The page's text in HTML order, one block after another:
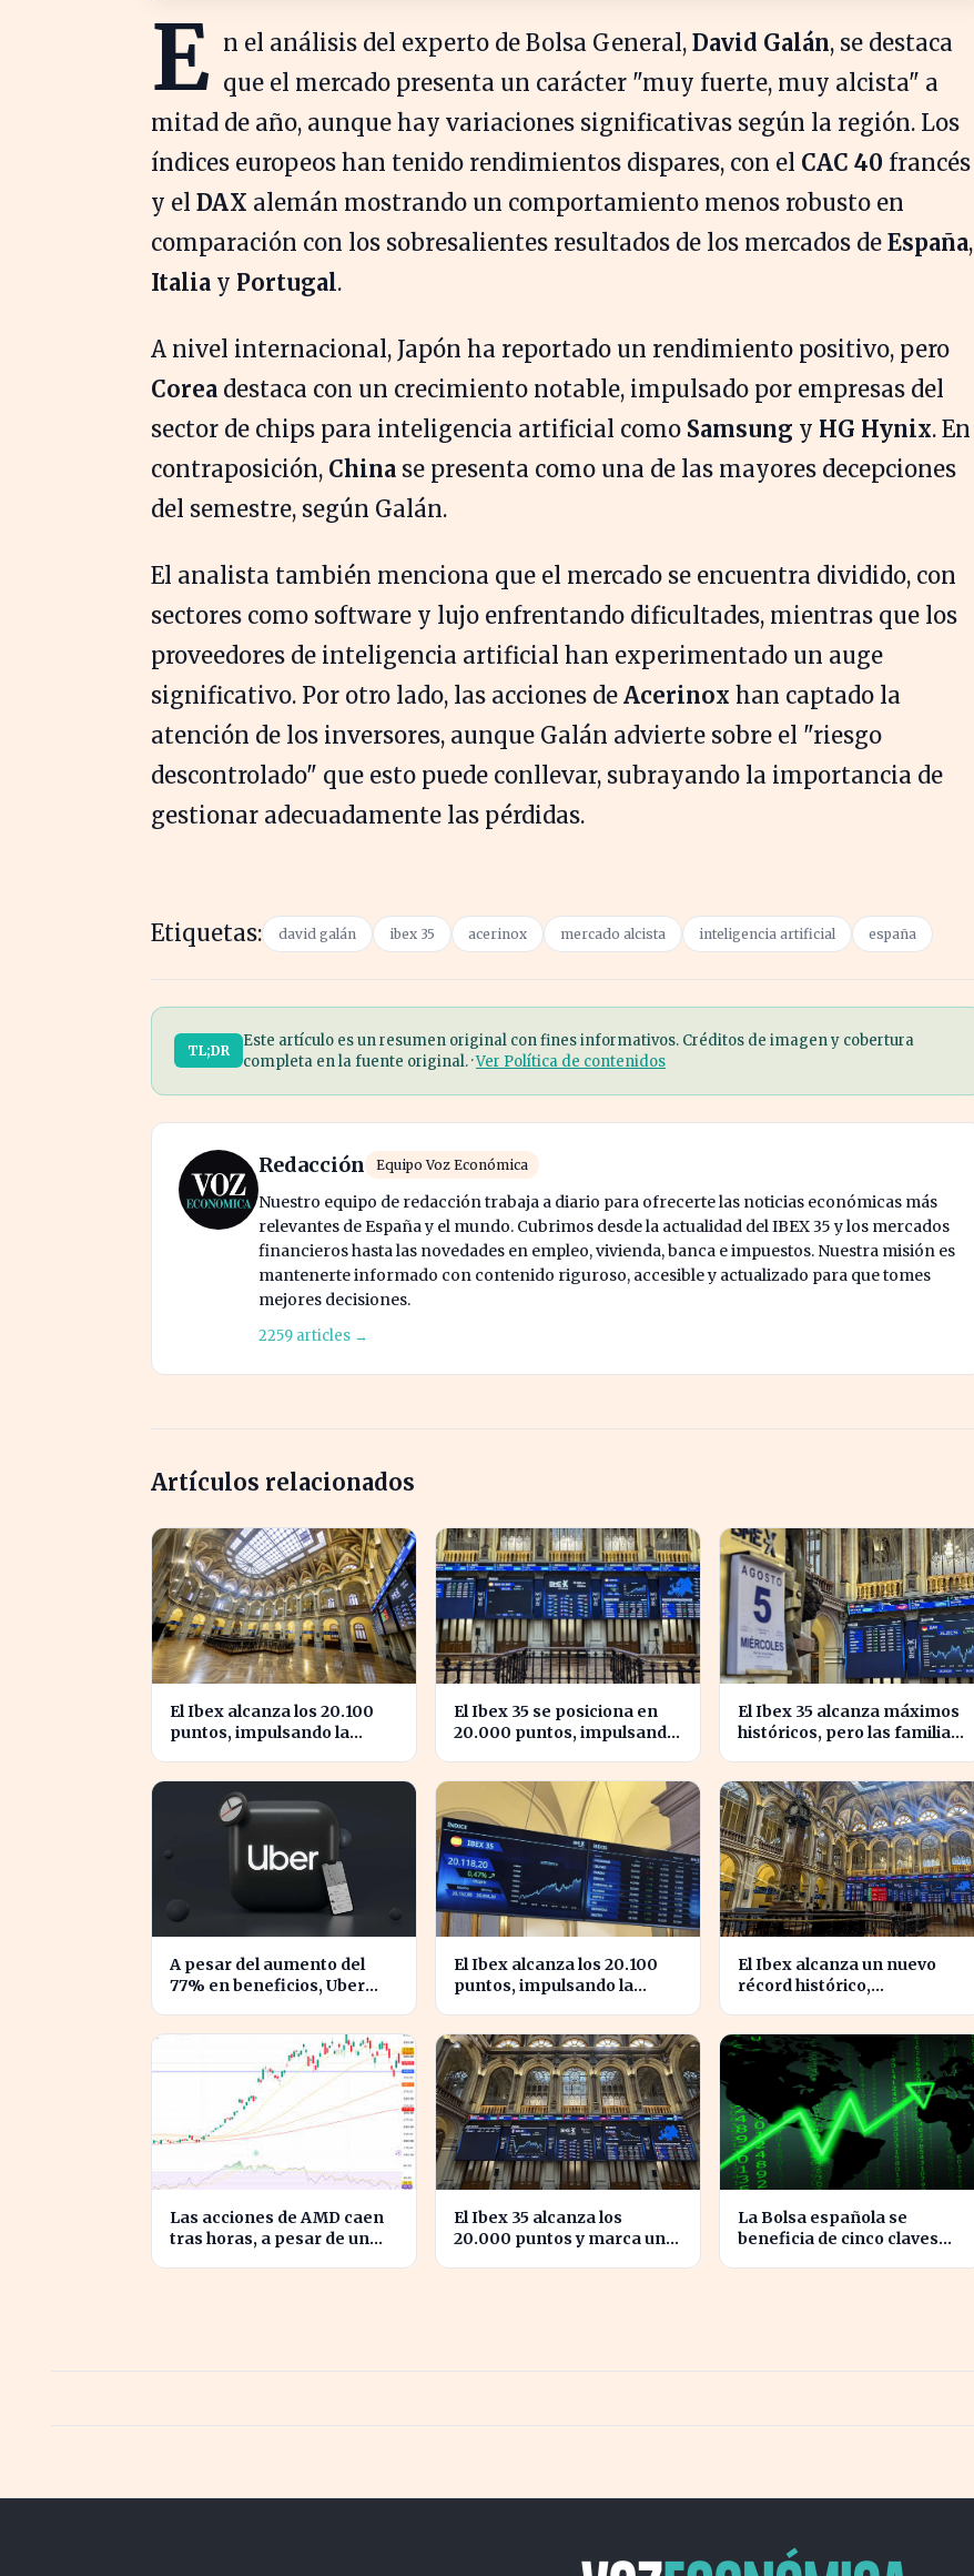
E n el análisis del experto de Bolsa General, David Galán, se destaca
que el mercado presenta un carácter "muy fuerte, muy alcista" a
mitad de año, aunque hay variaciones significativas según la región. Los
índices europeos han tenido rendimientos dispares, con el CAC 40 francés
y el DAX alemán mostrando un comportamiento menos robusto en
comparación con los sobresalientes resultados de los mercados de España,
Italia y Portugal.
A nivel internacional, Japón ha reportado un rendimiento positivo, pero
Corea destaca con un crecimiento notable, impulsado por empresas del
sector de chips para inteligencia artificial como Samsung y HG Hynix. En
contraposición, China se presenta como una de las mayores decepciones
del semestre, según Galán.
El analista también menciona que el mercado se encuentra dividido, con
sectores como software y lujo enfrentando dificultades, mientras que los
proveedores de inteligencia artificial han experimentado un auge
significativo. Por otro lado, las acciones de Acerinox han captado la
atención de los inversores, aunque Galán advierte sobre el "riesgo
descontrolado" que esto puede conllevar, subrayando la importancia de
gestionar adecuadamente las pérdidas.
Etiquetas: david galán ibex 35 acerinox mercado alcista inteligencia artificial españa
TL;DR
Este artículo es un resumen original con fines informativos. Créditos de imagen y cobertura
completa en la fuente original. ·Ver Política de contenidos
Redacción Equipo Voz Económica
Nuestro equipo de redacción trabaja a diario para ofrecerte las noticias económicas más
relevantes de España y el mundo. Cubrimos desde la actualidad del IBEX 35 y los mercados
financieros hasta las novedades en empleo, vivienda, banca e impuestos. Nuestra misión es
mantenerte informado con contenido riguroso, accesible y actualizado para que tomes
mejores decisiones.
2259 articles →
Artículos relacionados
El Ibex alcanza los 20.100
puntos, impulsando la
El Ibex 35 se posiciona en
20.000 puntos, impulsando
El Ibex 35 alcanza máximos
históricos, pero las familias
A pesar del aumento del
77% en beneficios, Uber
El Ibex alcanza los 20.100
puntos, impulsando la
El Ibex alcanza un nuevo
récord histórico,
Las acciones de AMD caen
tras horas, a pesar de un
El Ibex 35 alcanza los
20.000 puntos y marca un
La Bolsa española se
beneficia de cinco claves